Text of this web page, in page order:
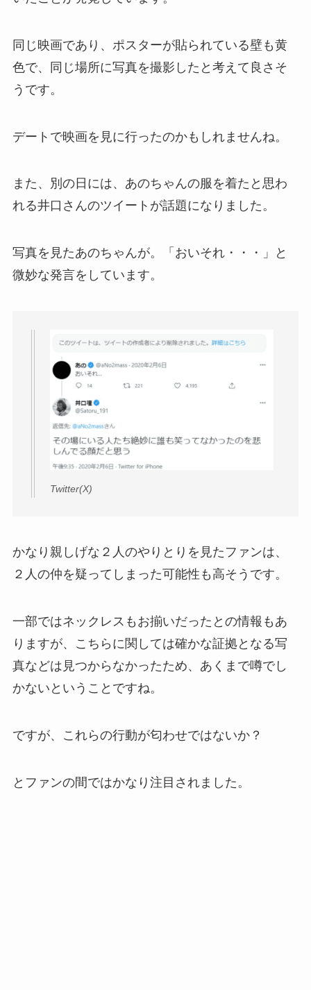
同じ映画であり、ポスターが貼られている壁も黄
色で、同じ場所に写真を撮影したと考えて良さそ
うです。
デートで映画を見に行ったのかもしれませんね。
また、別の日には、あのちゃんの服を着たと思わ
れる井口さんのツイートが話題になりました。
写真を見たあのちゃんが。「おいそれ・・・」と
微妙な発言をしています。
Twitter(X)
かなり親しげな２人のやりとりを見たファンは、
２人の仲を疑ってしまった可能性も高そうです。
一部ではネックレスもお揃いだったとの情報もあ
りますが、こちらに関しては確かな証拠となる写
真などは見つからなかったため、あくまで噂でし
かないということですね。
ですが、これらの行動が匂わせではないか？
とファンの間ではかなり注目されました。